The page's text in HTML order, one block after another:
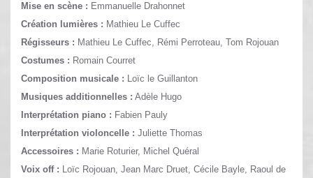
Mise en scène : Emmanuelle Drahonnet
Création lumières : Mathieu Le Cuffec
Régisseurs : Mathieu Le Cuffec, Rémi Perroteau, Tom Rojouan
Costumes : Romain Courret
Composition musicale : Loïc le Guillanton
Musiques additionnelles : Adèle Hugo
Interprétation piano : Fabien Pauly
Interprétation violoncelle : Juliette Thomas
Accessoires : Marie Roturier, Michel Quéral
Voix off : Loïc Rojouan, Jean Marc Druet, Cécile Bayle, Raoul de